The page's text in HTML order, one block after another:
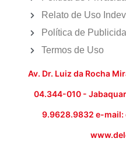
Relato de Uso
Política de
Termos de Uso
Av. Dr. Luiz da Rocha
04.344-010 -
9.9628.9832 e-mail: